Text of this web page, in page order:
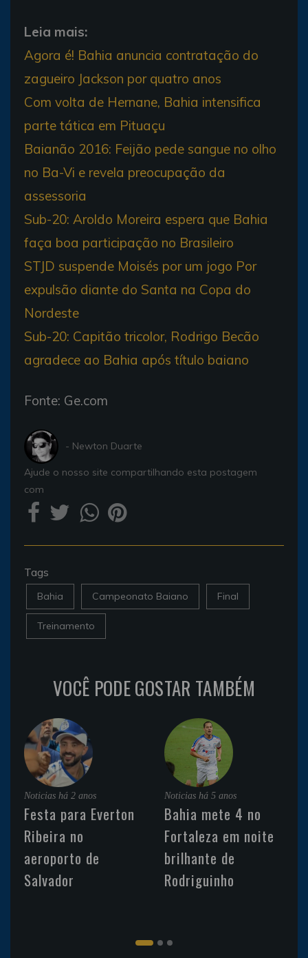
Leia mais:
Agora é! Bahia anuncia contratação do
zagueiro Jackson por quatro anos
Com volta de Hernane, Bahia intensifica
parte tática em Pituaçu
Baianão 2016: Feijão pede sangue no olho
no Ba-Vi e revela preocupação da
assessoria
Sub-20: Aroldo Moreira espera que Bahia
faça boa participação no Brasileiro
STJD suspende Moisés por um jogo Por
expulsão diante do Santa na Copa do
Nordeste
Sub-20: Capitão tricolor, Rodrigo Becão
agradece ao Bahia após título baiano
Fonte: Ge.com
- Newton Duarte
Ajude o nosso site compartilhando esta postagem
com
Tags
Bahia Campeonato Baiano Final
Treinamento
VOCÊ PODE GOSTAR TAMBÉM
Noticias há 2 anos
Festa para Everton
Ribeira no
aeroporto de
Salvador
Noticias há 5 anos
Bahia mete 4 no
Fortaleza em noite
brilhante de
Rodriguinho